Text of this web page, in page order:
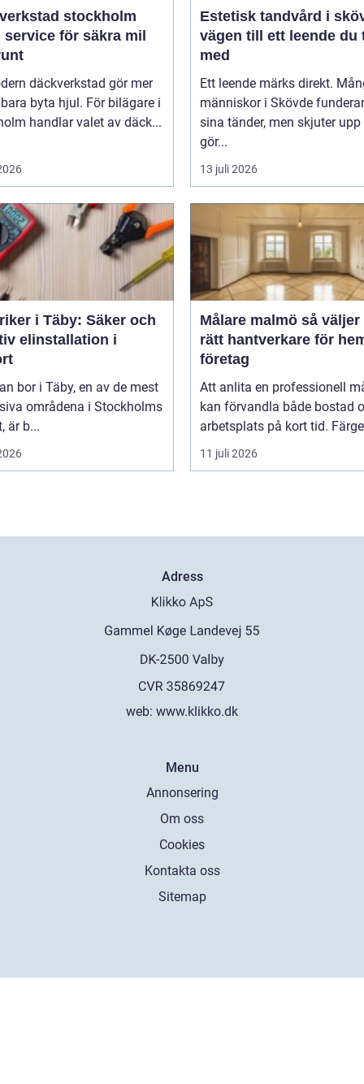
stockholm
service för säkra mil
däckverkstad gör mer
byta hjul. För bilägare i
handlar valet av däck...
Estetisk tandvård i
vägen till ett leende du
med
Ett leende märks direkt.
människor i Skövde
sina tänder, men skjuter
gör...
13 juli 2026
i Täby: Säker och
elinstallation i
bor i Täby, en av de mest
områdena i Stockholms
är b...
Målare malmö så väljer du
rätt hantverkare för
företag
Att anlita en professionell
kan förvandla både bostad
arbetsplats på kort tid.
11 juli 2026
Adress
web: www.klikko.dk
Menu
Annonsering
Om oss
Cookies
Kontakta oss
Sitemap